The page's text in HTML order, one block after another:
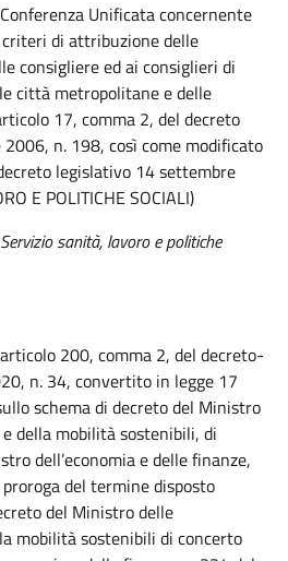
Unificata concernente
di attribuzione delle
consigliere ed ai consiglieri di
città metropolitane e delle
17, comma 2, del decreto
n. 198, così come modificato
legislativo 14 settembre
E POLITICHE SOCIALI)
sanità, lavoro e politiche
200, comma 2, del decreto-
n. 34, convertito in legge 17
schema di decreto del Ministro
della mobilità sostenibili, di
dell’economia e delle finanze,
del termine disposto
del Ministro delle
mobilità sostenibili di concerto